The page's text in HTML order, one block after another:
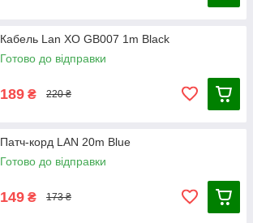
Кабель Lan XO GB007 1m Black
Готово до відправки
189 ₴ 220 ₴
Патч-корд LAN 20m Blue
Готово до відправки
149 ₴ 173 ₴